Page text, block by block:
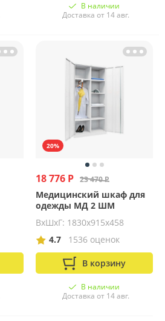
В наличии
Доставка от 14 авг.
20%
18 776 Р 23 470 Р
Медицинский шкаф для
одежды МД 2 ШМ
ВхШхГ: 1830х915х458
4.7
1536 оценок
В корзину
В наличии
Доставка от 14 авг.